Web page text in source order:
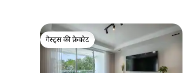
गेस्ट्स की फ़ेवरेट
गेस्ट्स की फ़ेवरेट